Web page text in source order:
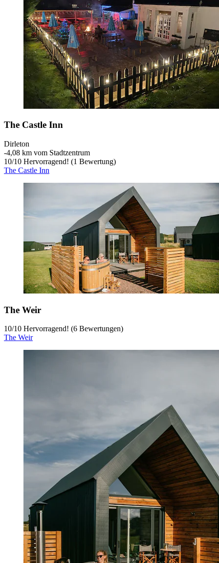
The Castle Inn
Dirleton
‐4,08 km vom Stadtzentrum
10/10 Hervorragend! (1 Bewertung)
The Castle Inn
The Weir
10/10 Hervorragend! (6 Bewertungen)
The Weir